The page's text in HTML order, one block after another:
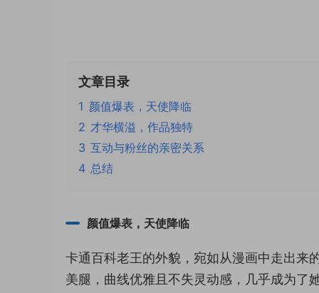
文章目录
1 颜值爆表，天使降临
2 才华横溢，作品独特
3 互动与粉丝的亲密关系
4 总结
颜值爆表，天使降临
卡通百科老王的外貌，宛如从漫画中走出来
美腿，曲线优雅且不失灵动感，几乎成为了